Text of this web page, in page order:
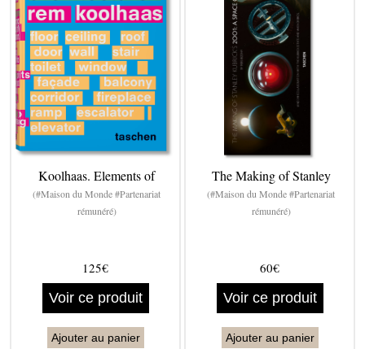
Koolhaas. Elements of
(#Maison du Monde #Partenariat
rémunéré)
125€
Voir ce produit
Ajouter au panier
The Making of Stanley
(#Maison du Monde #Partenariat
rémunéré)
60€
Voir ce produit
Ajouter au panier